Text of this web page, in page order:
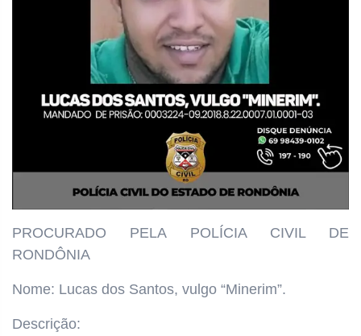
PROCURADO PELA POLÍCIA CIVIL DE
RONDÔNIA
Nome: Lucas dos Santos, vulgo “Minerim”.
Descrição: